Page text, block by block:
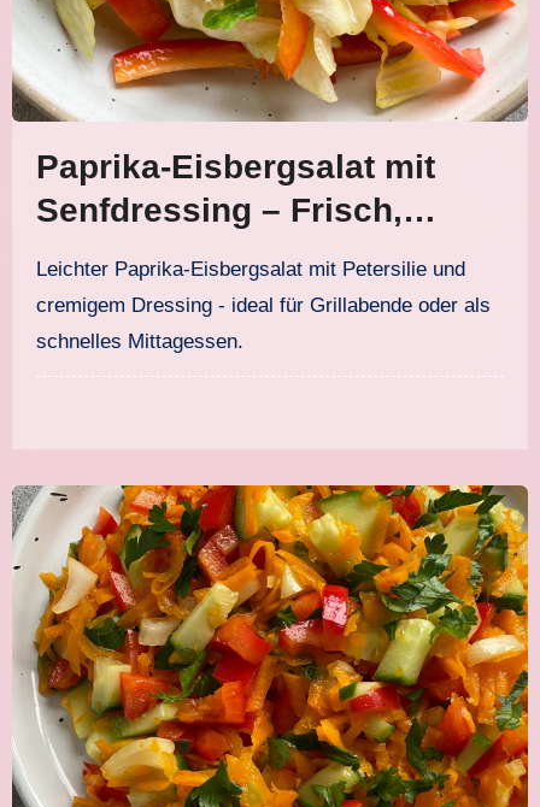
Paprika-Eisbergsalat mit
Senfdressing – Frisch,
würzig und blitzschnell
gemacht
Leichter Paprika-Eisbergsalat mit Petersilie und
cremigem Dressing - ideal für Grillabende oder als
schnelles Mittagessen.